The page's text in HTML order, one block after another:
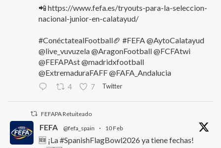
📲 https://www.fefa.es/tryouts-para-la-seleccion-
nacional-junior-en-calatayud/
#ConéctatealFootball🏈 #FEFA @AytoCalatayud
@live_vuvuzela @AragonFootball @FCFAtwi
@FEFAPAst @madridxfootball
@ExtremaduraFAFF @FAFA_Andalucia
4 7 Twitter
FEFAPA Retuiteado
FEFA @fefa_spain · 10 Feb
🆕 ¡La #SpanishFlagBowl2026 ya tiene fechas!